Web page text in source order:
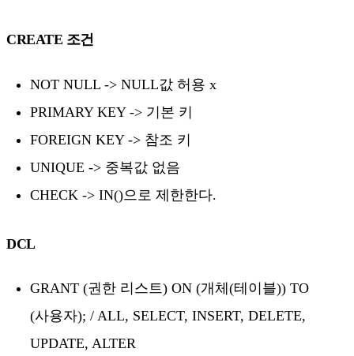
CREATE 조건
NOT NULL -> NULL값 허용 x
PRIMARY KEY -> 기본 키
FOREIGN KEY -> 참조 키
UNIQUE -> 중복값 없음
CHECK -> IN()으로 제한한다.
DCL
GRANT (권한 리스트) ON (개체(테이블)) TO
(사용자); / ALL, SELECT, INSERT, DELETE,
UPDATE, ALTER